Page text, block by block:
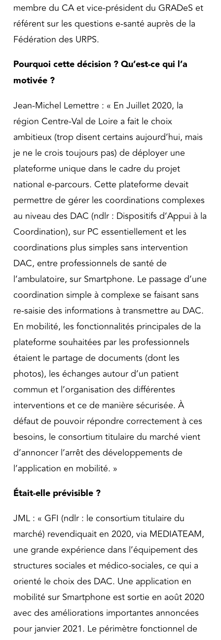
membre du CA et vice-président du GRADeS et
référent sur les questions e-santé auprès de la
Fédération des URPS.
Pourquoi cette décision ? Qu’est-ce qui l’a
motivée ?
Jean-Michel Lemettre : « En Juillet 2020, la
région Centre-Val de Loire a fait le choix
ambitieux (trop disent certains aujourd’hui, mais
je ne le crois toujours pas) de déployer une
plateforme unique dans le cadre du projet
national e-parcours. Cette plateforme devait
permettre de gérer les coordinations complexes
au niveau des DAC (ndlr : Dispositifs d’Appui à la
Coordination), sur PC essentiellement et les
coordinations plus simples sans intervention
DAC, entre professionnels de santé de
l’ambulatoire, sur Smartphone. Le passage d’une
coordination simple à complexe se faisant sans
re-saisie des informations à transmettre au DAC.
En mobilité, les fonctionnalités principales de la
plateforme souhaitées par les professionnels
étaient le partage de documents (dont les
photos), les échanges autour d’un patient
commun et l’organisation des différentes
interventions et ce de manière sécurisée. À
défaut de pouvoir répondre correctement à ces
besoins, le consortium titulaire du marché vient
d’annoncer l’arrêt des développements de
l’application en mobilité. »
Était-elle prévisible ?
JML : « GFI (ndlr : le consortium titulaire du
marché) revendiquait en 2020, via MEDIATEAM,
une grande expérience dans l’équipement des
structures sociales et médico-sociales, ce qui a
orienté le choix des DAC. Une application en
mobilité sur Smartphone est sortie en août 2020
avec des améliorations importantes annoncées
pour janvier 2021. Le périmètre fonctionnel de